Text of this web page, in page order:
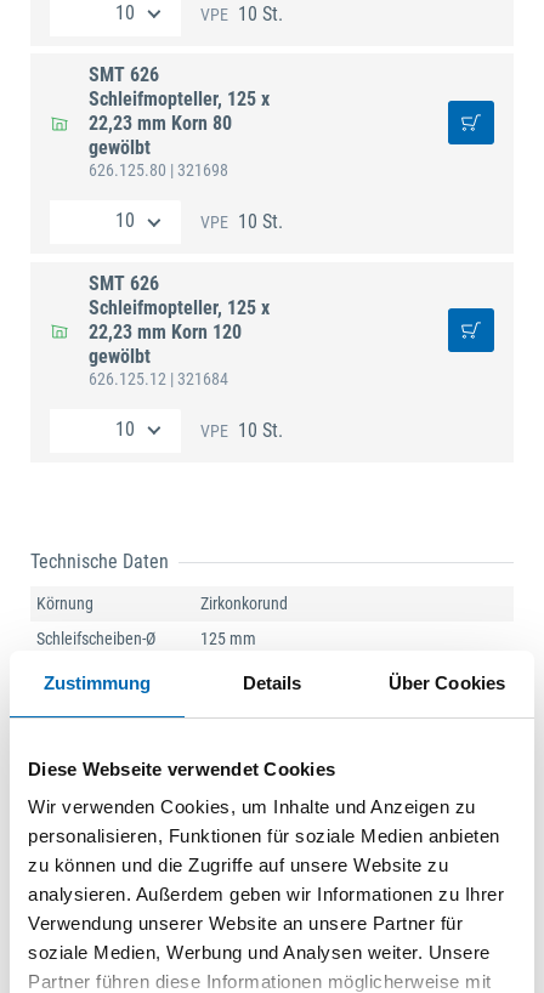
Zustimmung Details Über Cookies
Diese Webseite verwendet Cookies
Wir verwenden Cookies, um Inhalte und Anzeigen zu
personalisieren, Funktionen für soziale Medien anbieten
zu können und die Zugriffe auf unsere Website zu
analysieren. Außerdem geben wir Informationen zu Ihrer
Verwendung unserer Website an unsere Partner für
soziale Medien, Werbung und Analysen weiter. Unsere
Partner führen diese Informationen möglicherweise mit
VPE 10 St.
SMT 626
Schleifmopteller, 125 x
22,23 mm Korn 80
gewölbt
626.125.80 | 321698
VPE 10 St.
SMT 626
Schleifmopteller, 125 x
22,23 mm Korn 120
gewölbt
626.125.12 | 321684
VPE 10 St.
Technische Daten
Körnung
Zirkonkorund
Schleifscheiben-Ø
125 mm
Bohrungs-ø
22,23 mm
Einsatzbereich
Edelstahl, Stahl
Produktart
Fächerschleifscheibe
Dokumente
Datenblatt 1
PDF